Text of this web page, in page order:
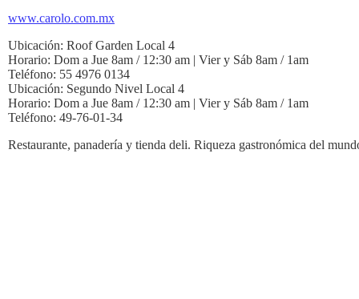
www.carolo.com.mx
Ubicación: Roof Garden Local 4
Horario: Dom a Jue 8am / 12:30 am | Vier y Sáb 8am / 1am
Teléfono: 55 4976 0134
Ubicación: Segundo Nivel Local 4
Horario: Dom a Jue 8am / 12:30 am | Vier y Sáb 8am / 1am
Teléfono: 49-76-01-34
Restaurante, panadería y tienda deli. Riqueza gastronómica del